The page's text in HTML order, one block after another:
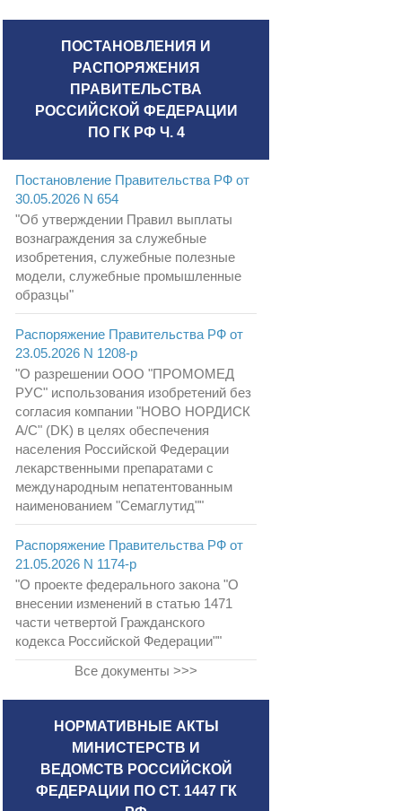
ПОСТАНОВЛЕНИЯ И
РАСПОРЯЖЕНИЯ
ПРАВИТЕЛЬСТВА
РОССИЙСКОЙ ФЕДЕРАЦИИ
ПО ГК РФ Ч. 4
Постановление Правительства РФ от
30.05.2026 N 654
"Об утверждении Правил выплаты
вознаграждения за служебные
изобретения, служебные полезные
модели, служебные промышленные
образцы"
Распоряжение Правительства РФ от
23.05.2026 N 1208-р
"О разрешении ООО "ПРОМОМЕД
РУС" использования изобретений без
согласия компании "НОВО НОРДИСК
А/С" (DK) в целях обеспечения
населения Российской Федерации
лекарственными препаратами с
международным непатентованным
наименованием "Семаглутид""
Распоряжение Правительства РФ от
21.05.2026 N 1174-р
"О проекте федерального закона "О
внесении изменений в статью 1471
части четвертой Гражданского
кодекса Российской Федерации""
Все документы >>>
НОРМАТИВНЫЕ АКТЫ
МИНИСТЕРСТВ И
ВЕДОМСТВ РОССИЙСКОЙ
ФЕДЕРАЦИИ ПО СТ. 1447 ГК